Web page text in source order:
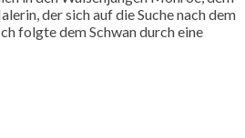
der sich auf die Suche nach dem
folgte dem Schwan durch eine